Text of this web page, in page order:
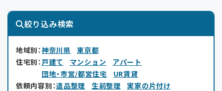
絞り込み検索
地域別：神奈川県
東京都
住宅別：戸建て マンション
アパート
団地・市営/都営住宅
UR賃貸
依頼内容別：遺品整理 生前整理
実家の片付け